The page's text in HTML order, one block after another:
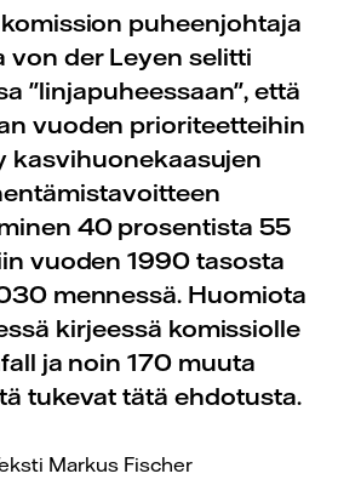
puheenjohtaja
von der Leyen selitti
"linjapuheessaan", että
vuoden prioriteetteihin
kasvihuonekaasujen
40 prosentista 55
vuoden 1990 tasosta
mennessä. Huomiota
kirjeessä komissiolle
ja noin 170 muuta
tukevat tätä ehdotusta.
Markus Fischer